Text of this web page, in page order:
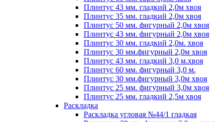
Плинтус 43 мм. гладкий 2,0м хвоя
Плинтус 35 мм. гладкий 2,0м хвоя
Плинтус 50 мм. фигурный 2,0м хвоя
Плинтус 43 мм. фигурный 2,0м хвоя
Плинтус 30 мм. гладкий 2,0м. хвоя
Плинтус 30 мм.фигурный 2,0м хвоя
Плинтус 43 мм. гладкий 3,0 м.хвоя
Плинтус 60 мм. фигурный 3,0 м.
Плинтус 30 мм.фигурный 3,0м хвоя
Плинтус 25 мм. фигурный 3,0м хвоя
Плинтус 25 мм. гладкий 2,5м хвоя
Раскладка
Раскладка угловая №44/1 гладкая